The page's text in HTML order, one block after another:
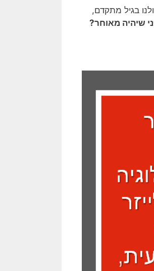
בגיל מתקדם,
שיהיה מאוחר?